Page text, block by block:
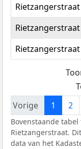
Rietzangerstraat
Rietzangerstraat
Rietzangerstraat
Vorige
1 2
Bovenstaande
Rietzangerstraat.
data van het